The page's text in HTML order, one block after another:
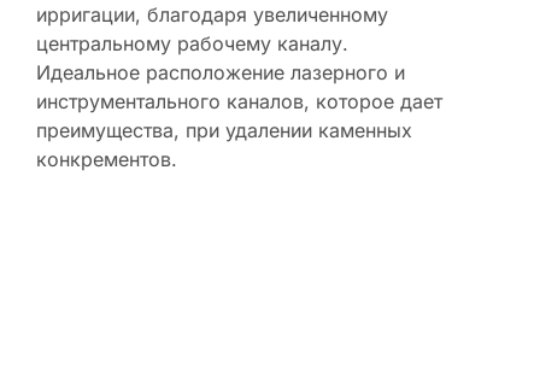
ирригации, благодаря увеличенному
центральному рабочему каналу.
Идеальное расположение лазерного и
инструментального каналов, которое дает
преимущества, при удалении каменных
конкрементов.